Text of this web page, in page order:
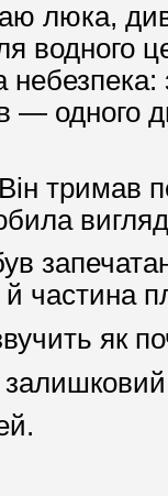
люка,
водного
— одного
тримав
як